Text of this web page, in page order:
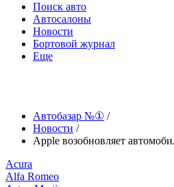
Поиск авто
Автосалоны
Новости
Бортовой журнал
Еще
Автобазар №① /
Новости /
Apple возобновляет
Acura
Alfa Romeo